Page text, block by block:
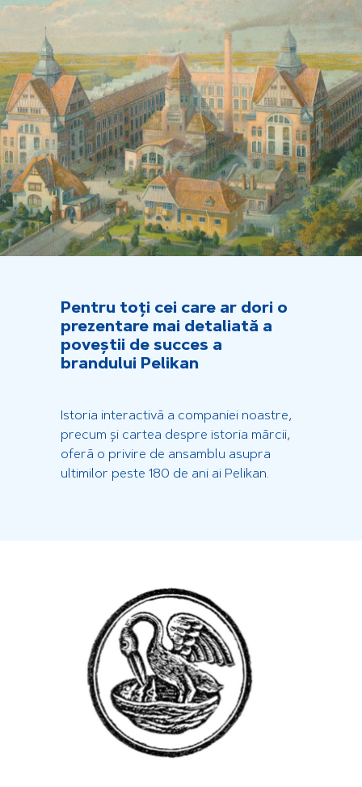
Pentru toți cei care ar dori o
prezentare mai detaliată a
poveștii de succes a
brandului Pelikan
Istoria interactivă a companiei noastre,
precum și cartea despre istoria mărcii,
oferă o privire de ansamblu asupra
ultimilor peste 180 de ani ai Pelikan.